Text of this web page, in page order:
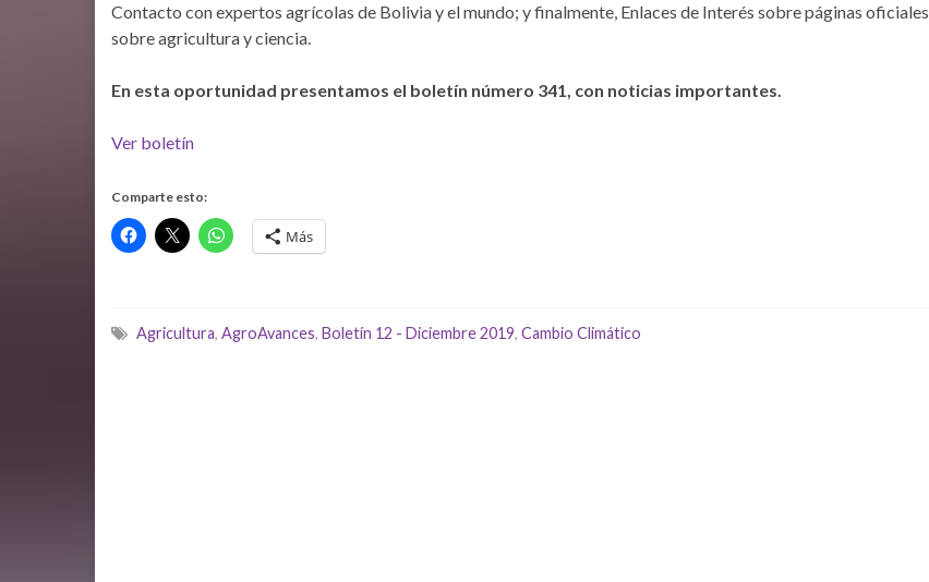
Contacto con expertos agrícolas de Bolivia y el mundo; y finalmente, Enlaces de Interés sobre páginas oficiales
sobre agricultura y ciencia.
En esta oportunidad presentamos el boletín número 341, con noticias importantes.
Ver boletín
Comparte esto:
Más
Agricultura, AgroAvances, Boletín 12 - Diciembre 2019, Cambio Climático